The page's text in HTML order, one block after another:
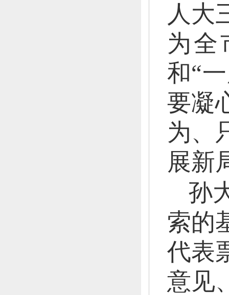
人大
为全
和“
要凝
为、
展新
孙
索的
代表
意见